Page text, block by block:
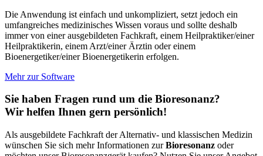
Die Anwendung ist einfach und unkompliziert, setzt jedoch ein
umfangreiches medizinisches Wissen voraus und sollte deshalb
immer von einer ausgebildeten Fachkraft, einem Heilpraktiker/einer
Heilpraktikerin, einem Arzt/einer Ärztin oder einem
Bioenergetiker/einer Bioenergetikerin erfolgen.
Mehr zur Software
Sie haben Fragen rund um die Bioresonanz?
Wir helfen Ihnen gern persönlich!
Als ausgebildete Fachkraft der Alternativ- und klassischen Medizin
wünschen Sie sich mehr Informationen zurBioresonanz oder